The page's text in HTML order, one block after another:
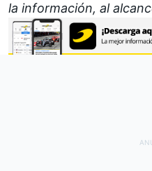
la información, al